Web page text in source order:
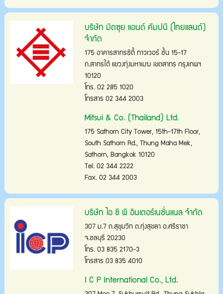
บริษัท มิตซุย แอนด์ คัมปนี (ไทยแลนด์)
จำกัด
175 อาคารสาทรซิตี้ ทาวเวอร์ ชั้น 15-17
ถ.สาทรใต้ แขวงทุ่งมหาเมฆ เขตสาทร กรุงเทพฯ
10120
โทร. 02 285 1020
โทรสาร 02 344 2003
Mitsui & Co. (Thailand) Ltd.
175 Sathorn City Tower, 15th-17th Floor,
South Sathorn Rd., Thung Maha Mek,
Sathorn, Bangkok 10120
Tel. 02 344 2222
Fax. 02 344 2003
บริษัท ไอ ซี พี อินเตอร์เนชั่นแนล จำกัด
307 ม.7 ถ.สุขุมวิท ต.ทุ่งสุขลา อ.ศรีราชา
จ.ชลบุรี 20230
โทร. 03 835 2170-3
โทรสาร 03 835 4010
I C P International Co., Ltd.